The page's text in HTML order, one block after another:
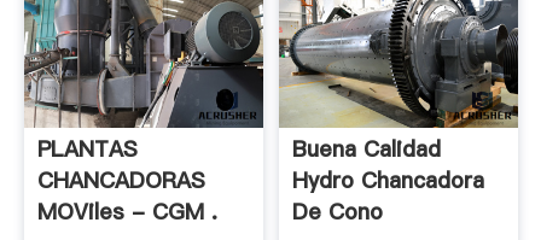
PLANTAS
CHANCADORAS
MOViles - CGM .
Buena Calidad
Hydro Chancadora
De Cono